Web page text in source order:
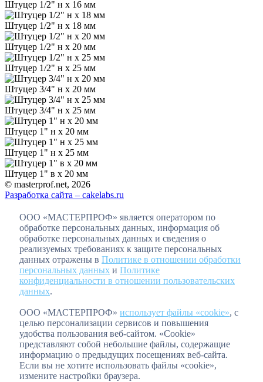
Штуцер 1/2" н х 16 мм
Штуцер 1/2" н х 18 мм
Штуцер 1/2" н х 20 мм
Штуцер 1/2" н х 25 мм
Штуцер 3/4" н х 20 мм
Штуцер 3/4" н х 25 мм
Штуцер 1" н х 20 мм
Штуцер 1" н х 25 мм
Штуцер 1" в х 20 мм
© masterprof.net, 2026
Разработка сайта – cakelabs.ru
ООО «МАСТЕРПРОФ» является оператором по
обработке персональных данных, информация об
обработке персональных данных и сведения о
реализуемых требованиях к защите персональных
данных отражены в Политике в отношении обработки
персональных данных и Политике
конфиденциальности в отношении пользовательских
данных.
ООО «МАСТЕРПРОФ» использует файлы «cookie», с
целью персонализации сервисов и повышения
удобства пользования веб-сайтом. «Cookie»
представляют собой небольшие файлы, содержащие
информацию о предыдущих посещениях веб-сайта.
Если вы не хотите использовать файлы «cookie»,
измените настройки браузера.